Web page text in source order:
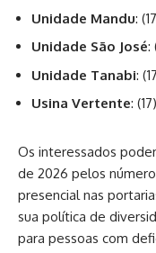
Unidade Mandu:
Unidade São José:
Unidade Tanabi:
Usina Vertente:
Os interessados
de 2026 pelos
presencial nas
sua política de
para pessoas com